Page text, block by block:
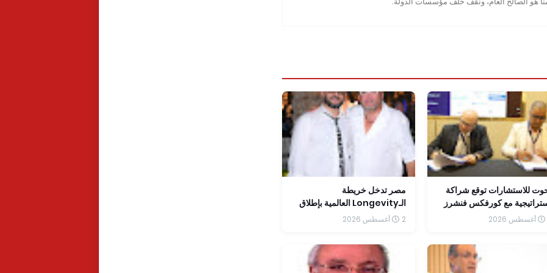
للاستشارات توقع شراكة
مع كورفكس فنشرز
الشركات من سد فجوة
مصر تدخل خريطة
الـLongevity العالمية بإطلاق
2 أغسطس 2026